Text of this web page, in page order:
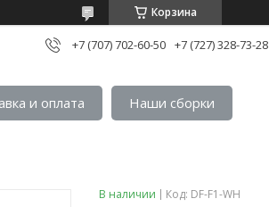
Корзина
+7 (707) 702-60-50 +7 (727) 328-73-28
и оплата Наши сборки
В наличии Код: DF-F1-WH